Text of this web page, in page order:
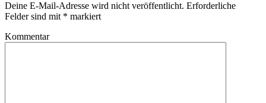
Deine E-Mail-Adresse wird nicht veröffentlicht. Erforderliche
Felder sind mit * markiert
Kommentar